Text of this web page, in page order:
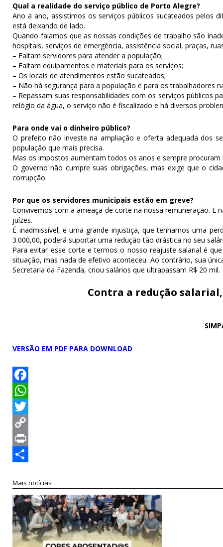
Qual a realidade do serviço público de Porto Alegre?
Ano a ano, assistimos os serviços públicos sucateados pelos
está deixando de lado.
Quando falamos que as nossas condições de trabalho são
hospitais, serviços de emergência, assistência social, praças,
– Faltam servidores para atender a população;
– Faltam equipamentos e materiais para os serviços;
– Os locais de atendimentos estão sucateados;
– Não há segurança para a população e para os trabalhadores
– Repassam suas responsabilidades com os serviços públicos
relógio da água, o serviço não é fiscalizado e há diversos
Para onde vai o dinheiro público?
O prefeito não investe na ampliação e oferta adequada dos
população que mais precisa.
Mas os impostos aumentam todos os anos e sempre
O governo não cumpre suas obrigações, mas exige que o
corrupção.
Por que os servidores municipais estão em greve?
Convivemos com a ameaça de corte na nossa remuneração.
juízes.
É inadmissível, e uma grande injustiça, que tenhamos uma
3.000,00, poderá suportar uma redução tão drástica no seu
Para evitar esse corte e termos o nosso reajuste salarial é
situação, mas nada de efetivo aconteceu. Ao contrário, sua
Secretaria da Fazenda, criou salários que ultrapassam R$ 20 mil.
Contra a redução
VERSÃO EM PDF PARA DOWNLOAD
Facebook
WhatsApp
Twitter
Copy
Link
Print
Mais notícias